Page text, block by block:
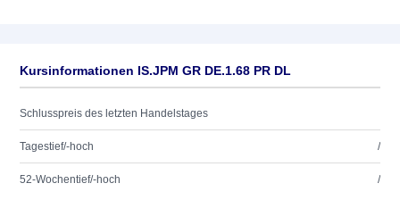
Kursinformationen IS.JPM GR DE.1.68 PR DL
Schlusspreis des letzten Handelstages
Tagestief/-hoch /
52-Wochentief/-hoch /